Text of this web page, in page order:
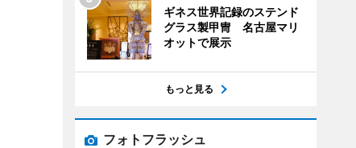
ギネス世界記録のステンド
グラス製甲冑 名古屋マリ
オットで展示
もっと見る
フォトフラッシュ